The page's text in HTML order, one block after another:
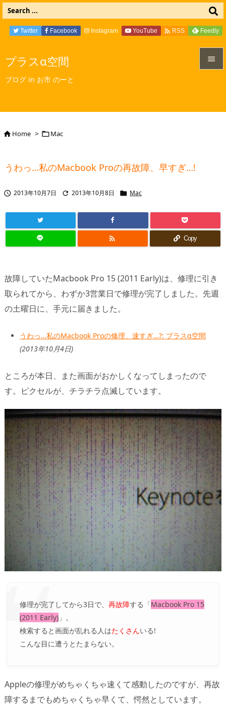
プラスα空間
ブログ in お市 のーと

Twitter Facebook Instagram YouTube  RSS Feedly
Home > Mac
うわっ…私のMacbook Proの再故障、早すぎ…!
 2013年10月7日  2013年10月8日  Mac
 Copy
故障していたMacbook Pro 15 (2011 Early)は、修理に引き
取られてから、わずか3営業日で修理が完了しました。先週
の土曜日に、手元に届きました。
うわっ…私のMacbook Proの修理、速すぎ…?: プラスα空間
(2013年10月4日)
ところが本日、また画面がおかしくなってしまったので
す。ピクセルが、チラチラ点滅しています。
修理が完了してから3日で、 再故障する「Macbook Pro 15
(2011 Early) 」。
検索すると画面が乱れる人はたくさんいる!
こんな目に遭うとたまらない。
Appleの修理がめちゃくちゃ速くて感動したのですが、再故
障するまでもめちゃくちゃ早くて、愕然としています。